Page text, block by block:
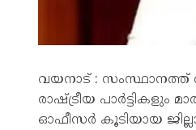
വയനാട് : സംസ്ഥാനത്ത്
രാഷ്ട്രീയ പാർട്ടികളും
ഓഫീസർ കൂടിയായ